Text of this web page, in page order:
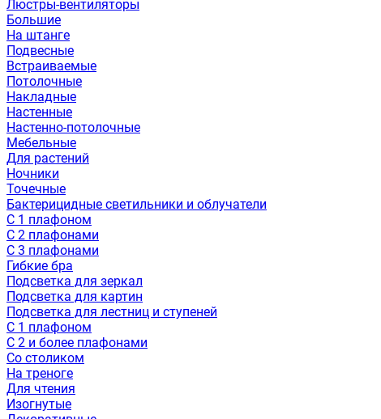
Люстры-вентиляторы
Большие
На штанге
Подвесные
Встраиваемые
Потолочные
Накладные
Настенные
Настенно-потолочные
Мебельные
Для растений
Ночники
Точечные
Бактерицидные светильники и облучатели
С 1 плафоном
С 2 плафонами
С 3 плафонами
Гибкие бра
Подсветка для зеркал
Подсветка для картин
Подсветка для лестниц и ступеней
С 1 плафоном
С 2 и более плафонами
Со столиком
На треноге
Для чтения
Изогнутые